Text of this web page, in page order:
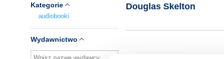
Kategorie
audiobooki
Wydawnictwo
Douglas Skelton